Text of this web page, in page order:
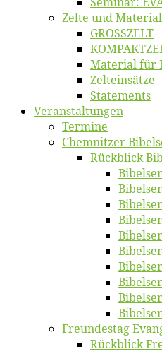
Zel­te und Material
GROSSZELT
Ma­te­ri­al für
Zelt­ein­sät­ze
State­ments
Ver­an­stal­tun­gen
Ter­mi­ne
Chemnit­zer
Rück­blick
Freun­des­tag
Rück­blick